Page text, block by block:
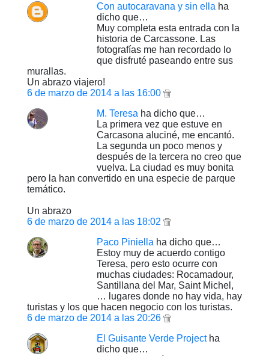
Con autocaravana y sin ella ha
dicho que…
Muy completa esta entrada con la
historia de Carcassone. Las
fotografías me han recordado lo
que disfruté paseando entre sus
murallas.
Un abrazo viajero!
6 de marzo de 2014 a las 16:00
M. Teresa ha dicho que…
La primera vez que estuve en
Carcasona aluciné, me encantó.
La segunda un poco menos y
después de la tercera no creo que
vuelva. La ciudad es muy bonita
pero la han convertido en una especie de parque
temático.
Un abrazo
6 de marzo de 2014 a las 18:02
Paco Piniella ha dicho que…
Estoy muy de acuerdo contigo
Teresa, pero esto ocurre con
muchas ciudades: Rocamadour,
Santillana del Mar, Saint Michel,
… lugares donde no hay vida, hay
turistas y los que hacen negocio con los turistas.
6 de marzo de 2014 a las 20:26
El Guisante Verde Projectha
dicho que…